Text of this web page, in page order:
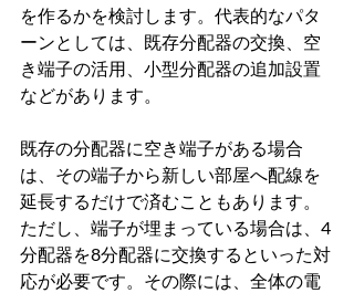
を作るかを検討します。代表的なパタ
ーンとしては、既存分配器の交換、空
き端子の活用、小型分配器の追加設置
などがあります。
既存の分配器に空き端子がある場合
は、その端子から新しい部屋へ配線を
延長するだけで済むこともあります。
ただし、端子が埋まっている場合は、4
分配器を8分配器に交換するといった対
応が必要です。その際には、全体の電